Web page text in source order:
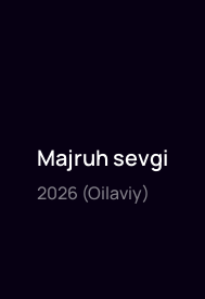
2026
47daq
Majruh sevgi
2026 (Oilaviy)